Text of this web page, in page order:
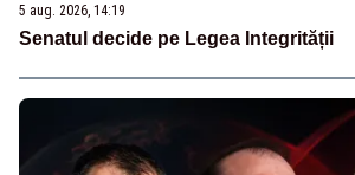
5 aug. 2026, 14:19
Senatul decide pe Legea Integrității